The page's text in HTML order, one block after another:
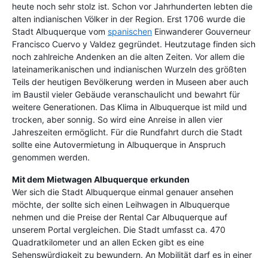
heute noch sehr stolz ist. Schon vor Jahrhunderten lebten die
alten indianischen Völker in der Region. Erst 1706 wurde die
Stadt Albuquerque vom spanischen Einwanderer Gouverneur
Francisco Cuervo y Valdez gegründet. Heutzutage finden sich
noch zahlreiche Andenken an die alten Zeiten. Vor allem die
lateinamerikanischen und indianischen Wurzeln des größten
Teils der heutigen Bevölkerung werden in Museen aber auch
im Baustil vieler Gebäude veranschaulicht und bewahrt für
weitere Generationen. Das Klima in Albuquerque ist mild und
trocken, aber sonnig. So wird eine Anreise in allen vier
Jahreszeiten ermöglicht. Für die Rundfahrt durch die Stadt
sollte eine Autovermietung in Albuquerque in Anspruch
genommen werden.
Mit dem Mietwagen Albuquerque erkunden
Wer sich die Stadt Albuquerque einmal genauer ansehen
möchte, der sollte sich einen Leihwagen in Albuquerque
nehmen und die Preise der Rental Car Albuquerque auf
unserem Portal vergleichen. Die Stadt umfasst ca. 470
Quadratkilometer und an allen Ecken gibt es eine
Sehenswürdigkeit zu bewundern. An Mobilität darf es in einer